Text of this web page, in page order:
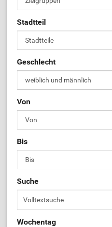
Stadtteil
Geschlecht
Von
Bis
Suche
Wochentag